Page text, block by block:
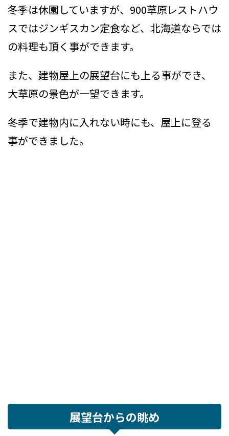
冬季は休園していますが、900草原レストハウ
スではジンギスカン定食など、北海道ならでは
の料理も頂く事ができます。
また、建物屋上の展望台にも上る事ができ、
大草原の景色が一望できます。
冬季で建物内に入れない時にも、屋上に登る
事ができました。
展望台からの眺め